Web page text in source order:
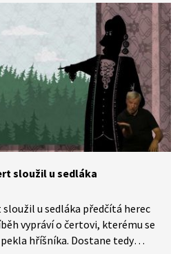
sloužil u sedláka
sloužil u sedláka předčítá herec
vypráví o čertovi, kterému se
hříšníka. Dostane tedy